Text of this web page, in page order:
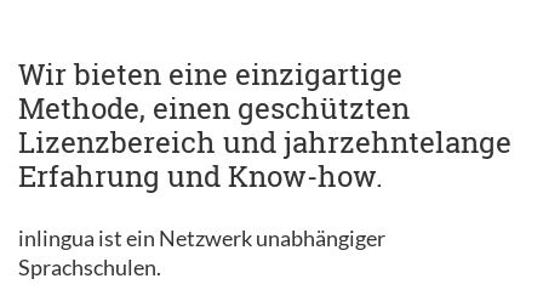
Wir bieten eine einzigartige
Methode, einen geschützten
Lizenzbereich und jahrzehntelange
Erfahrung und Know-how.
inlingua ist ein Netzwerk unabhängiger
Sprachschulen.